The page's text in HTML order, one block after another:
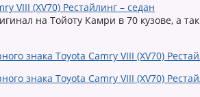
VIII (XV70) Рестайлинг – седан
на Тойоту Камри в 70 кузове, а